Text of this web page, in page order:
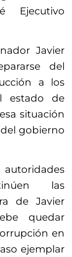
Ejecutivo
Javier
del
a los
estado de
situación
gobierno
las
de Javier
quedar
en
ejemplar